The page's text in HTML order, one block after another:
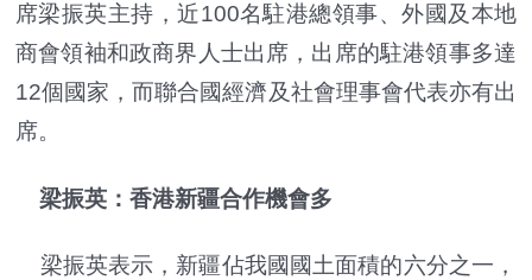
席梁振英主持，近100名駐港總領事、外國及本地
商會領袖和政商界人士出席，出席的駐港領事多達
12個國家，而聯合國經濟及社會理事會代表亦有出
席。
梁振英：香港新疆合作機會多
梁振英表示，新疆佔我國國土面積的六分之一，